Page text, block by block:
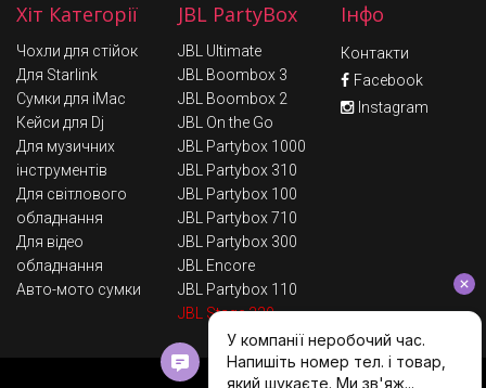
Хіт Категорії
Чохли для стійок
Для Starlink
Сумки для iMac
Кейси для Dj
Для музичних
інструментів
Для світлового
обладнання
Для відео
обладнання
Авто-мото сумки
JBL PartyBox
JBL Ultimate
JBL Boombox 3
JBL Boombox 2
JBL On the Go
JBL Partybox 1000
JBL Partybox 310
JBL Partybox 100
JBL Partybox 710
JBL Partybox 300
JBL Encore
JBL Partybox 110
JBL Stage 320
Інфо
Контакти
Facebook
Instagram